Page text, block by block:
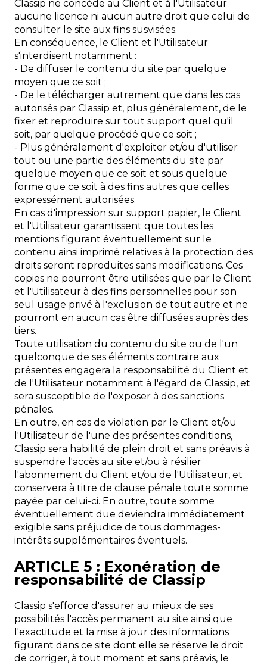
Classip ne concède au Client et à l'Utilisateur
aucune licence ni aucun autre droit que celui de
consulter le site aux fins susvisées.
En conséquence, le Client et l'Utilisateur
s'interdisent notamment :
- De diffuser le contenu du site par quelque
moyen que ce soit ;
- De le télécharger autrement que dans les cas
autorisés par Classip et, plus généralement, de le
fixer et reproduire sur tout support quel qu'il
soit, par quelque procédé que ce soit ;
- Plus généralement d'exploiter et/ou d'utiliser
tout ou une partie des éléments du site par
quelque moyen que ce soit et sous quelque
forme que ce soit à des fins autres que celles
expressément autorisées.
En cas d'impression sur support papier, le Client
et l'Utilisateur garantissent que toutes les
mentions figurant éventuellement sur le
contenu ainsi imprimé relatives à la protection des
droits seront reproduites sans modifications. Ces
copies ne pourront être utilisées que par le Client
et l'Utilisateur à des fins personnelles pour son
seul usage privé à l'exclusion de tout autre et ne
pourront en aucun cas être diffusées auprès des
tiers.
Toute utilisation du contenu du site ou de l'un
quelconque de ses éléments contraire aux
présentes engagera la responsabilité du Client et
de l'Utilisateur notamment à l'égard de Classip, et
sera susceptible de l'exposer à des sanctions
pénales.
En outre, en cas de violation par le Client et/ou
l'Utilisateur de l'une des présentes conditions,
Classip sera habilité de plein droit et sans préavis à
suspendre l'accès au site et/ou à résilier
l'abonnement du Client et/ou de l'Utilisateur, et
conservera à titre de clause pénale toute somme
payée par celui-ci. En outre, toute somme
éventuellement due deviendra immédiatement
exigible sans préjudice de tous dommages-
intérêts supplémentaires éventuels.
ARTICLE 5 : Exonération de
responsabilité de Classip
Classip s'efforce d'assurer au mieux de ses
possibilités l'accès permanent au site ainsi que
l'exactitude et la mise à jour des informations
figurant dans ce site dont elle se réserve le droit
de corriger, à tout moment et sans préavis, le